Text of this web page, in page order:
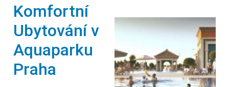
Komfortní
Ubytování v
Aquaparku
Praha